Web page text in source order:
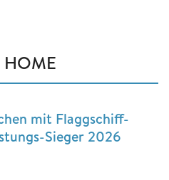
HOME
mit Flaggschiff-
Sieger 2026